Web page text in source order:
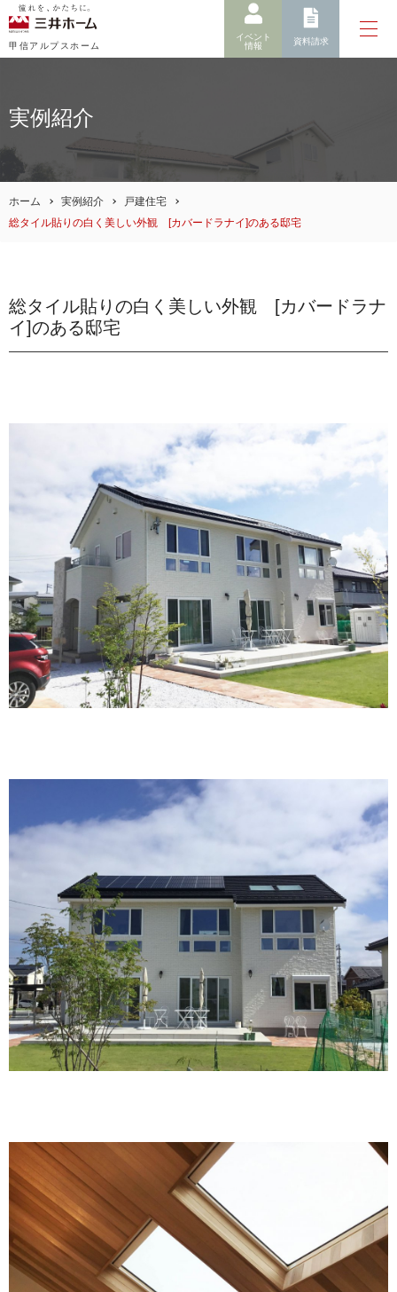
甲信アルプスホーム
イベント
情報
資料請求
実例紹介
ホーム 実例紹介
戸建住宅
総タイル貼りの白く美しい外観 [カバードラナイ]のある邸宅
総タイル貼りの白く美しい外観 [カバードラナ
イ]のある邸宅